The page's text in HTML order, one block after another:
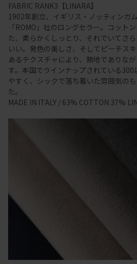
FABRIC RANK3【LINARA】
1902年創立、イギリス・ノッティンガ
「ROMO」社のロングセラー。コット
た、柔らかくしっとり、それでいてさ
いい。発色の美しさ、そしてピーチス
あるテクスチャにより、無地でありな
す。本国でラインナップされている
やすく、シックで落ち着いた雰囲気の
た。
MADE IN ITALY / 63% COTTON 37%